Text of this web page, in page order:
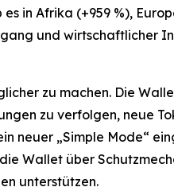
in Afrika (+959 %),
und wirtschaftlicher
zu machen. Die
zu verfolgen, neue
neuer „Simple Mode“
Wallet über
unterstützen.